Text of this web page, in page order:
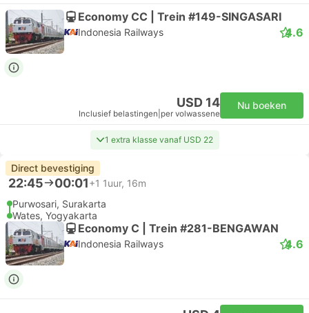
Economy CC | Trein #149-SINGASARI
Indonesia Railways 4.6
USD 14
Inclusief belastingen per volwassene
Nu boeken
1 extra klasse vanaf USD 22
Direct bevestiging
22:45 00:01+1 1uur, 16m
Purwosari, Surakarta
Wates, Yogyakarta
Economy C | Trein #281-BENGAWAN
Indonesia Railways 4.6